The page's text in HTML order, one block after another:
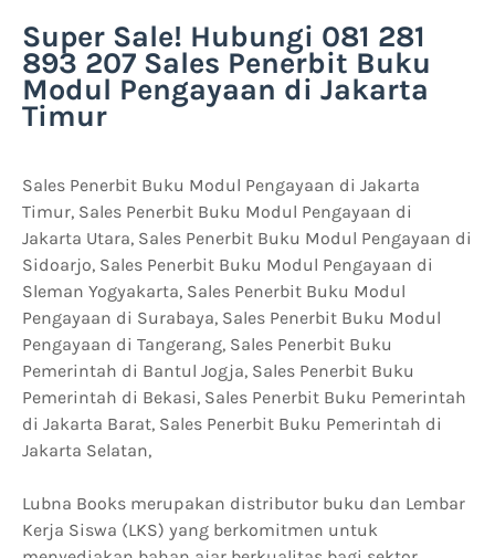
Super Sale! Hubungi 081 281
893 207 Sales Penerbit Buku
Modul Pengayaan di Jakarta
Timur
Sales Penerbit Buku Modul Pengayaan di Jakarta
Timur, Sales Penerbit Buku Modul Pengayaan di
Jakarta Utara, Sales Penerbit Buku Modul Pengayaan di
Sidoarjo, Sales Penerbit Buku Modul Pengayaan di
Sleman Yogyakarta, Sales Penerbit Buku Modul
Pengayaan di Surabaya, Sales Penerbit Buku Modul
Pengayaan di Tangerang, Sales Penerbit Buku
Pemerintah di Bantul Jogja, Sales Penerbit Buku
Pemerintah di Bekasi, Sales Penerbit Buku Pemerintah
di Jakarta Barat, Sales Penerbit Buku Pemerintah di
Jakarta Selatan,
Lubna Books merupakan distributor buku dan Lembar
Kerja Siswa (LKS) yang berkomitmen untuk